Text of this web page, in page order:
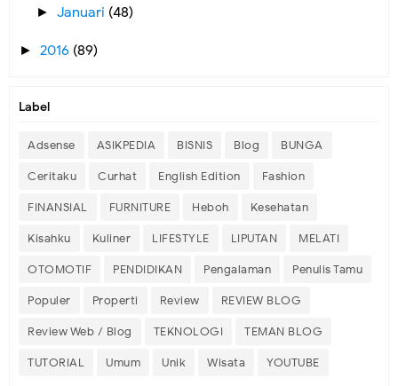
►Januari (48)
► 2016 (89)
Label
Adsense ASIKPEDIA BISNIS Blog BUNGA
Ceritaku Curhat English Edition Fashion
FINANSIAL FURNITURE Heboh Kesehatan
Kisahku Kuliner LIFESTYLE LIPUTAN MELATI
OTOMOTIF PENDIDIKAN Pengalaman Penulis Tamu
Populer Properti Review REVIEW BLOG
Review Web / Blog TEKNOLOGI TEMAN BLOG
TUTORIAL Umum Unik Wisata YOUTUBE